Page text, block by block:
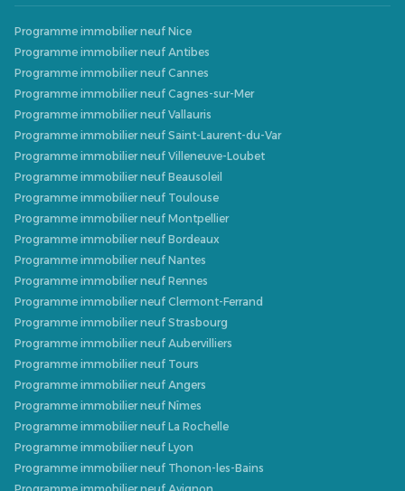
Programme immobilier neuf Nice
Programme immobilier neuf Antibes
Programme immobilier neuf Cannes
Programme immobilier neuf Cagnes-sur-Mer
Programme immobilier neuf Vallauris
Programme immobilier neuf Saint-Laurent-du-Var
Programme immobilier neuf Villeneuve-Loubet
Programme immobilier neuf Beausoleil
Programme immobilier neuf Toulouse
Programme immobilier neuf Montpellier
Programme immobilier neuf Bordeaux
Programme immobilier neuf Nantes
Programme immobilier neuf Rennes
Programme immobilier neuf Clermont-Ferrand
Programme immobilier neuf Strasbourg
Programme immobilier neuf Aubervilliers
Programme immobilier neuf Tours
Programme immobilier neuf Angers
Programme immobilier neuf Nîmes
Programme immobilier neuf La Rochelle
Programme immobilier neuf Lyon
Programme immobilier neuf Thonon-les-Bains